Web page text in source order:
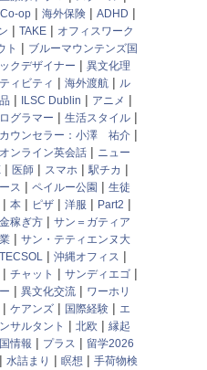
Co-op | 海外保険 | ADHD |
| TAKE | オフィスワーク
ト | ブルーマウンテンズ国
クデザイナー | 異文化理
ィビティ | 海外渡航 | ル
| ILSC Dublin | アニメ |
グラマー | 生活スタイル |
カウンセラー：小澤 祐介 |
オンライン英会話 | ニュー
| 医師 | スマホ | 駅チカ |
ス | ペイルー公園 | 生徒
| 本 | ピザ | 洋服 | Part2 |
稼ぎ方 | サン＝ガティア
| サン・テティエンヌ大
TECSOL | 沖縄オフィス |
| チャット | サンディエゴ |
| 異文化交流 | ワーホリ
| ケアンズ | 国際経験 | エ
サルタント | 北欧 | 縁起
国情報 | プラス | 留学2026
| 水詰まり | 瞑想 | 手荷物検